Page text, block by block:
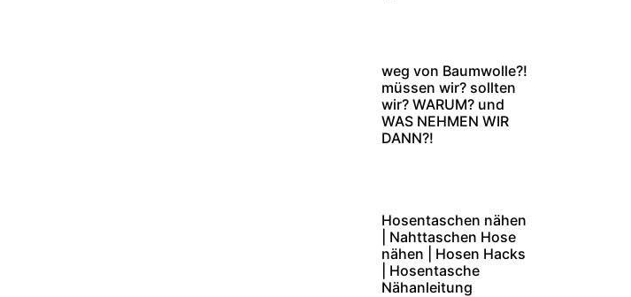
weg von Baumwolle?!
müssen wir? sollten
wir? WARUM? und
WAS NEHMEN WIR
DANN?!
Hosentaschen nähen
| Nahttaschen Hose
nähen | Hosen Hacks
| Hosentasche
Nähanleitung